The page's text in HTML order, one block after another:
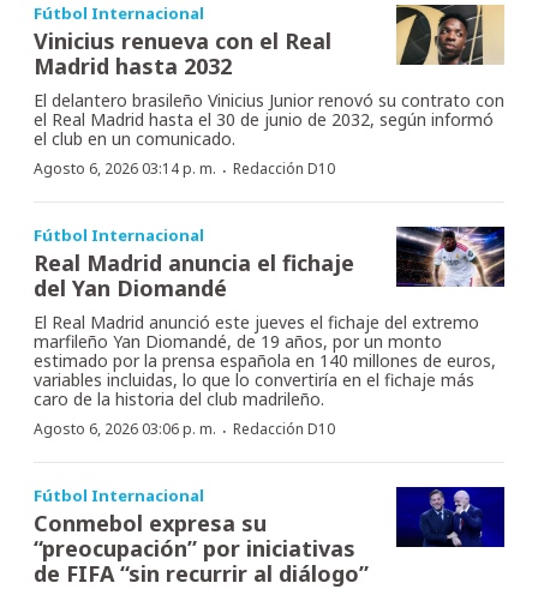
Fútbol Internacional
Vinicius renueva con el Real
Madrid hasta 2032
El delantero brasileño Vinicius Junior renovó su contrato con
el Real Madrid hasta el 30 de junio de 2032, según informó
el club en un comunicado.
Agosto 6, 2026 03:14 p. m. · Redacción D10
Fútbol Internacional
Real Madrid anuncia el fichaje
del Yan Diomandé
El Real Madrid anunció este jueves el fichaje del extremo
marfileño Yan Diomandé, de 19 años, por un monto
estimado por la prensa española en 140 millones de euros,
variables incluidas, lo que lo convertiría en el fichaje más
caro de la historia del club madrileño.
Agosto 6, 2026 03:06 p. m. · Redacción D10
Fútbol Internacional
Conmebol expresa su
“preocupación” por iniciativas
de FIFA “sin recurrir al diálogo”